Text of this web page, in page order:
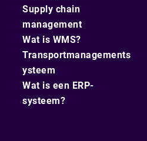
Supply chain
management
Wat is WMS?
Transportmanagements
ysteem
Wat is een ERP-
systeem?